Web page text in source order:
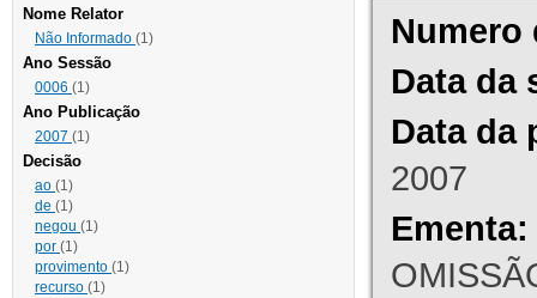
Nome Relator
Não Informado (1)
Ano Sessão
0006 (1)
Ano Publicação
2007 (1)
Decisão
ao (1)
de (1)
negou (1)
por (1)
provimento (1)
recurso (1)
Numero
Data da
Data da
2007
Ementa: